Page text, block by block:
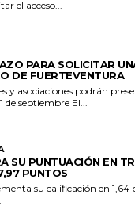
el acceso...
PARA SOLICITAR
DE FUERTEVENTURA
y asociaciones podrán
hasta el próximo 11 de septiembre El...
SU PUNTUACIÓN EN
PUNTOS
su calificación en 1,64